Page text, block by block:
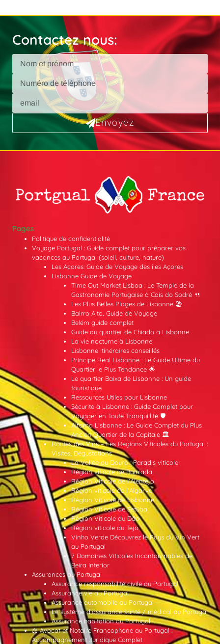
Contactez nous:
Envoyez
Pages
Politique de confidentialité
Voyage Portugal : Guide complet pour préparer vos
vacances au Portugal (soleil, culture, nature)
Les Açores: Guide de Voyage des îles Açores
Lisbonne Guide de Voyage
Time Out Market Lisboa : Le Temple de la
Gastronomie Portugaise à Cais do Sodré 🍴
Les Plus Belles Plages de Lisbonne 🏖️
Bairro Alto, Guide de Voyage
Belém guide complet
Guide du quartier de Chiado à Lisbonne
La vie nocturne à Lisbonne
Lisbonne Itinéraires conseillés
Príncipe Real Lisbonne : Le Guide Ultime du
Quartier le Plus Tendance 🌟
Le quartier Baixa de Lisbonne : Un guide
touristique
Ressources Utiles pour Lisbonne
Sécurité à Lisbonne : Guide Complet pour
Voyager en Toute Tranquillité 🛡️
Alfama Lisbonne : Le Guide Complet du Plus
Ancien Quartier de la Capitale 🏛️
Routes des Vins – Les Régions Viticoles du Portugal :
Visites, Dégustations
La Vallée du Douro : Paradis viticole
Région viticole de Bairrada
Région Viticole de l’Alentejo
Région viticole de l’Algarve
Région Viticole de Lisbonne
Région Viticole de Setúbal
Région Viticole du Dão
Région viticole du Tejo
Vinho Verde Découvrez le Pays du Vin Vert
au Portugal
7 Domaines Viticoles Incontournables de
Beira Interior
Assurances au Portugal
Assurance responsabilité civile au Portugal
Assurance vie au Portugal
Assurance automobile au Portugal
Le système d’assurance santé / médical au Portugal
Assurance habitation au Portugal
⚖️ Avocat et Notaire Francophone au Portugal :
Accompagnement Juridique Complet